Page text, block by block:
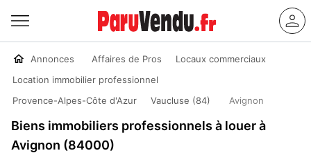
Annonces Affaires de Pros
Locaux commerciaux
Location immobilier professionnel
Provence-Alpes-Côte d'Azur
Vaucluse (84) Avignon
Biens immobiliers professionnels à louer à
Avignon (84000)